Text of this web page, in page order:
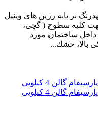
بر پایه رزین های وینیل
کلیه سطوح ( گچی،
داخل ساختمان مورد
بالا، خشك...